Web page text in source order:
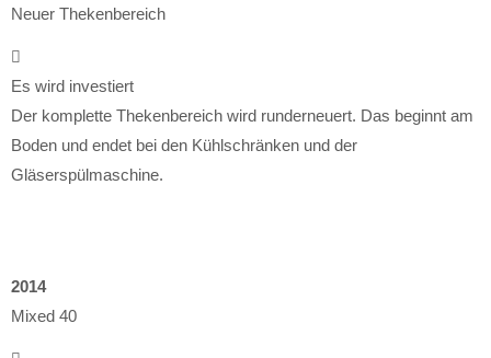
Neuer Thekenbereich
Es wird investiert
Der komplette Thekenbereich wird runderneuert. Das beginnt am
Boden und endet bei den Kühlschränken und der
Gläserspülmaschine.
2014
Mixed 40